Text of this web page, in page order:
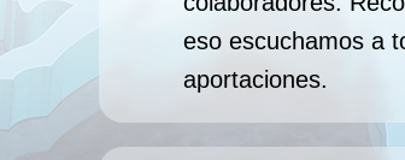
eso escuchamos a
aportaciones.